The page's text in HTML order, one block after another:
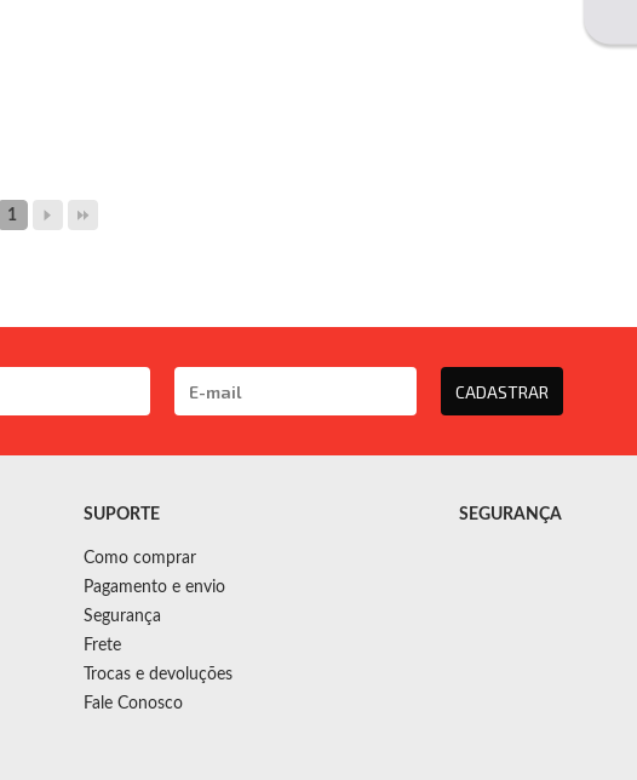
1
CADASTRAR
SUPORTE
Como comprar
Pagamento e envio
Segurança
Frete
Trocas e devoluções
Fale Conosco
SEGURANÇA